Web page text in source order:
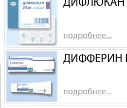
ДИФЛЮКАН
подробнее...
ДИФФЕРИН
подробнее...